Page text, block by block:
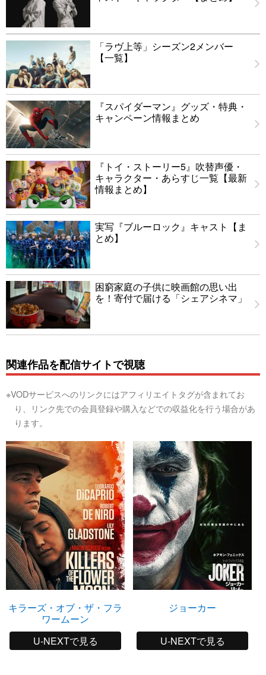
「ラヴ上等」シーズン2メンバー
【一覧】
『スパイダーマン』グッズ・特典・
キャンペーン情報まとめ
『トイ・ストーリー5』吹替声優・
キャラクター・あらすじ一覧【最新
情報まとめ】
実写『ブルーロック』キャスト【ま
とめ】
困窮家庭の子供に映画館の思い出
を！寄付で届ける「シェアシネマ」
関連作品を配信サイトで視聴
※VODサービスへのリンクにはアフィリエイトタグが含まれてお
り、リンク先での会員登録や購入などでの収益化を行う場合があ
ります。
キラーズ・オブ・ザ・フラ
ワームーン
U-NEXTで見る
ジョーカー
U-NEXTで見る